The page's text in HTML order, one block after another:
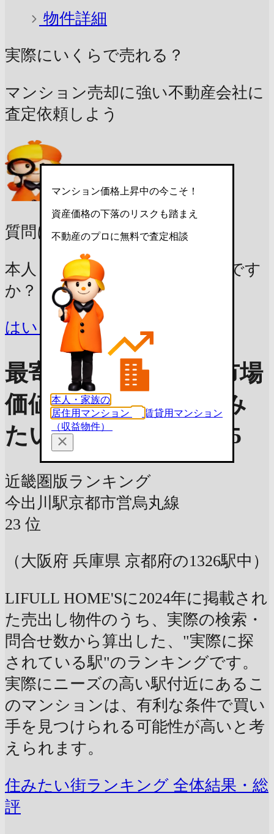
物件詳細
実際にいくらで売れる？
マンション売却に強い不動産会社に
査定依頼しよう
質問に答えて 査定依頼スタート
本人 / 家族の居住用マンションです
か？
はい いいえ
最寄り駅の人気から市場
価値を見る買って住み
たい街ランキング2025
近畿圏版ランキング
今出川駅京都市営烏丸線
23 位
（大阪府 兵庫県 京都府の1326駅中）
LIFULL HOME'Sに2024年に掲載され
た売出し物件のうち、実際の検索・
問合せ数から算出した、"実際に探
されている駅"のランキングです。
実際にニーズの高い駅付近にあるこ
のマンションは、有利な条件で買い
手を見つけられる可能性が高いと考
えられます。
住みたい街ランキング 全体結果・総
評
マンション価格上昇中の今こそ！
資産価格の下落のリスクも踏まえ
不動産のプロに無料で査定相談
本人・家族の
居住用マンション
賃貸用マンション
（収益物件）